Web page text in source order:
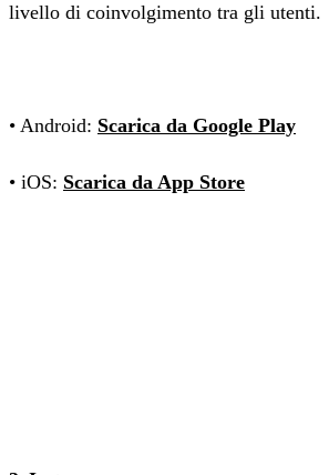
livello di coinvolgimento tra gli utenti.
• Android: Scarica da Google Play
• iOS: Scarica da App Store